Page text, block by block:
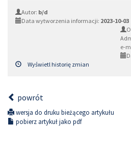
Autor: b/d
Data wytworzenia informacji: 2023-10-03
e-
Wyświetl historię zmian
powrót
wersja do druku bieżącego artykułu
pobierz artykuł jako pdf